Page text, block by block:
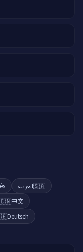
🇸🇦العربية
🇨🇳中文
Deutsch